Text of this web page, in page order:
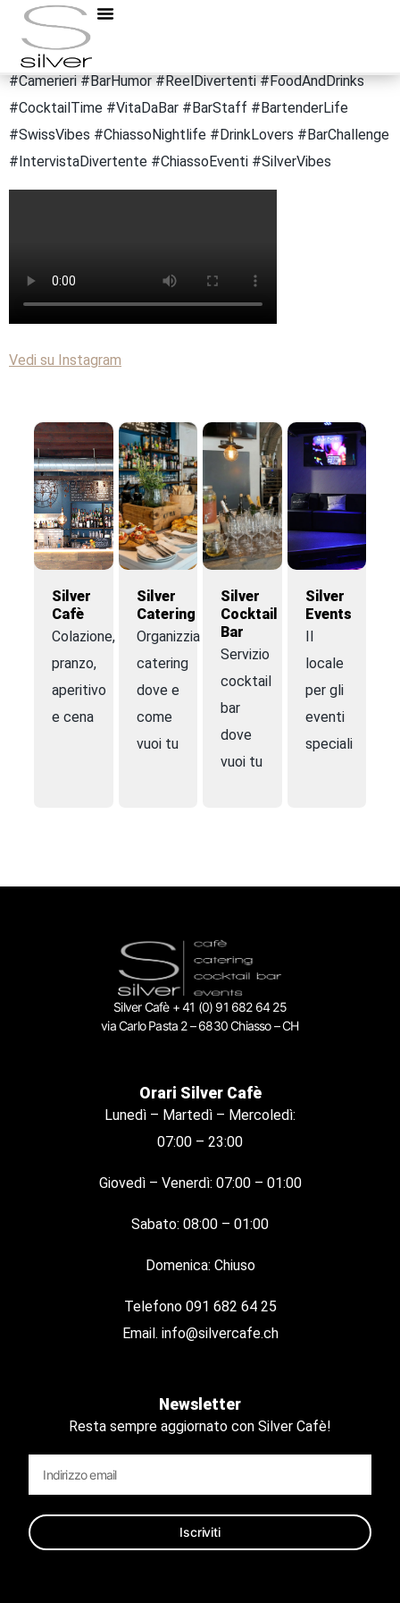
E anche voi venite solo quando c’è Ale?
#SilverCafe #Chiasso #LoungeBar #BarLife #TeamSilver
#Camerieri #BarHumor #ReelDivertenti #FoodAndDrinks
#CocktailTime #VitaDaBar #BarStaff #BartenderLife
#SwissVibes #ChiassoNightlife #DrinkLovers #BarChallenge
#IntervistaDivertente #ChiassoEventi #SilverVibes
Vedi su Instagram
Silver
Cafè
Colazione,
pranzo,
aperitivo
e cena
Silver
Catering
Organizziamo
catering
dove e
come
vuoi tu
Silver
Cocktail
Bar
Servizio
cocktail
bar
dove
vuoi tu
Silver
Events
Il
locale
per gli
eventi
speciali
Silver Cafè + 41 (0) 91 682 64 25
via Carlo Pasta 2 – 6830 Chiasso – CH
Orari Silver Cafè
Lunedì – Martedì – Mercoledì:
07:00 – 23:00
Giovedì – Venerdì: 07:00 – 01:00
Sabato: 08:00 – 01:00
Domenica: Chiuso
Telefono 091 682 64 25
Email. info@silvercafe.ch
Newsletter
Resta sempre aggiornato con Silver Cafè!
Iscriviti